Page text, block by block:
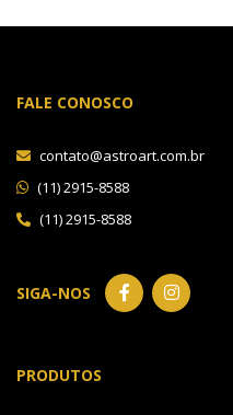
FALE CONOSCO
contato@astroart.com.br
(11) 2915-8588
(11) 2915-8588
SIGA-NOS
PRODUTOS